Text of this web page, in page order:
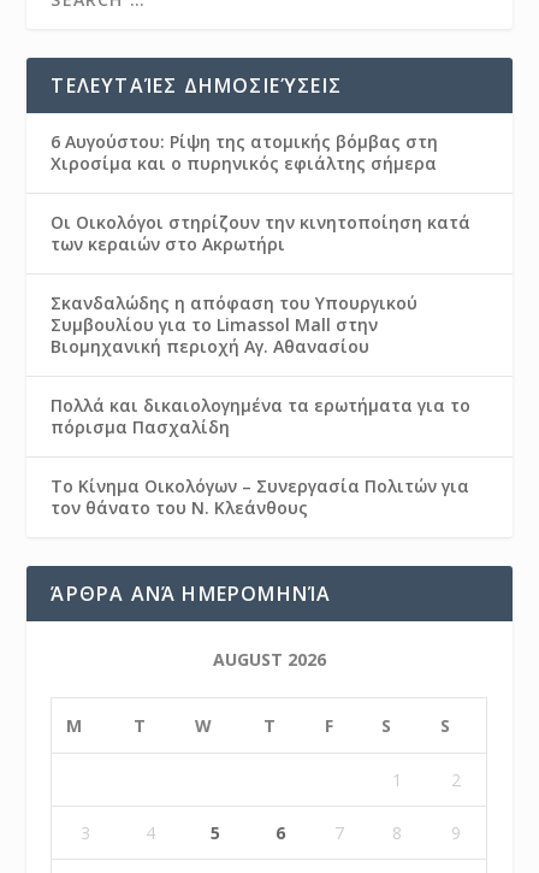
ΤΕΛΕΥΤΑΊΕΣ ΔΗΜΟΣΙΕΎΣΕΙΣ
6 Αυγούστου: Ρίψη της ατομικής βόμβας στη
Χιροσίμα και ο πυρηνικός εφιάλτης σήμερα
Οι Οικολόγοι στηρίζουν την κινητοποίηση κατά
των κεραιών στο Ακρωτήρι
Σκανδαλώδης η απόφαση του Υπουργικού
Συμβουλίου για το Limassol Mall στην
Βιομηχανική περιοχή Αγ. Αθανασίου
Πολλά και δικαιολογημένα τα ερωτήματα για το
πόρισμα Πασχαλίδη
Το Κίνημα Οικολόγων – Συνεργασία Πολιτών για
τον θάνατο του Ν. Κλεάνθους
ΆΡΘΡΑ ΑΝΆ ΗΜΕΡΟΜΗΝΊΑ
AUGUST 2026
M T W T F S S
1 2
3 4 5 6 7 8 9